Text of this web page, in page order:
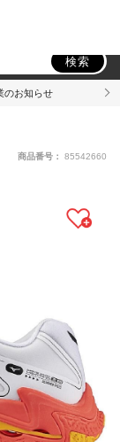
検索
のお知らせ
商品番号： 85542660